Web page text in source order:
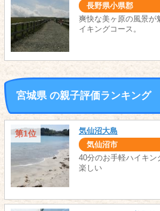
長野県小県郡
爽快な美ヶ原の風景が
イキングコース。
宮城県 の親子評価ランキング
第1位 気仙沼大島
気仙沼市
40分のお手軽ハイキ
楽しい